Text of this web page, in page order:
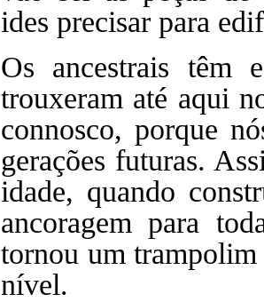
ides precisar para
Os ancestrais têm
trouxeram até aqui
connosco, porque
gerações futuras.
idade, quando
ancoragem para
tornou um
nível.